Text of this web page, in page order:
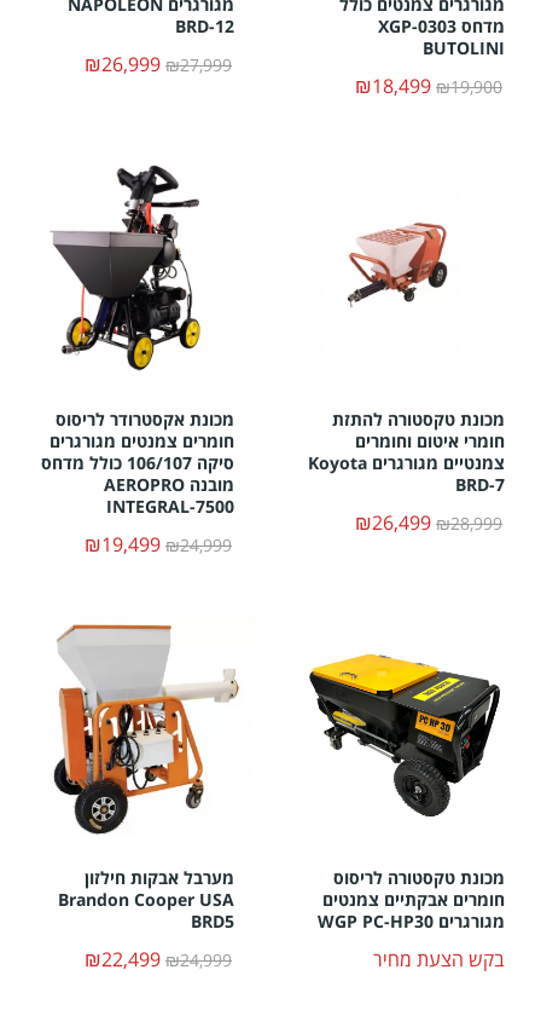
מדחס XGP-0303
BUTOLINI
₪19,900
₪18,499
BRD-12
₪27,999
₪26,999
מכונת טקסטורה להתזת
חומרי איטום וחומרים
צמנטיים מגורגרים Koyota
BRD-7
₪28,999
₪26,499
מכונת אקסטרודר לריסוס
חומרים צמנטים מגורגרים
סיקה 106/107 כולל מדחס
מובנה AEROPRO
INTEGRAL-7500
₪24,999
₪19,499
מכונת טקסטורה לריסוס
חומרים אבקתיים צמנטים
מגורגרים WGP PC-HP30
בקש הצעת מחיר
מערבל אבקות חילזון
Brandon Cooper USA
BRD5
₪24,999
₪22,499